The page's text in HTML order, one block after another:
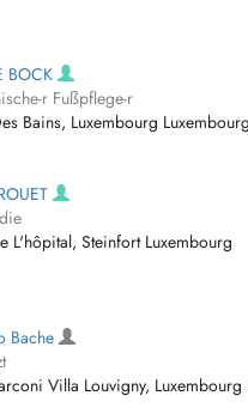
BOCK
r Fußpflege-r
Bains, Luxembourg
L'hôpital, Steinfort Luxembourg
Bache
Villa Louvigny, Luxembourg